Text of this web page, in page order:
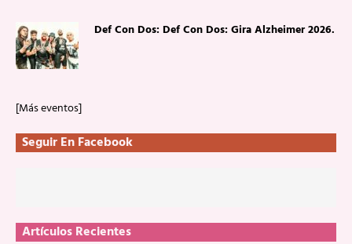
Def Con Dos: Def Con Dos: Gira Alzheimer 2026.
[Más eventos]
Seguir En Facebook
Artículos Recientes